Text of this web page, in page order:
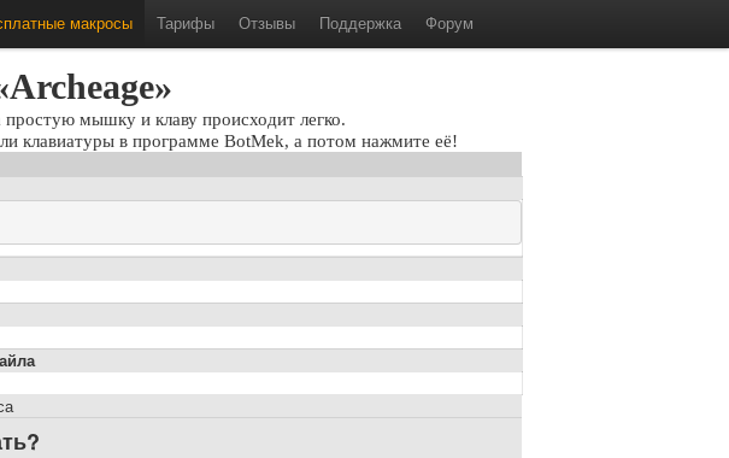
макросы Тарифы Отзывы Поддержка Форум
простую мышку и клаву происходит легко.
клавиатуры в программе BotMek, а потом нажмите её!